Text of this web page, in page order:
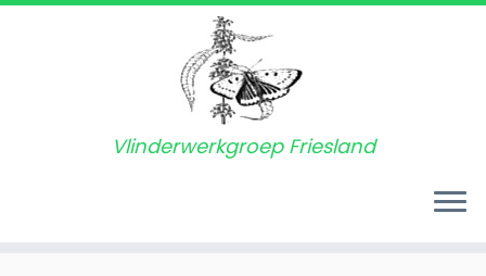
Vlinderwerkgroep Friesland